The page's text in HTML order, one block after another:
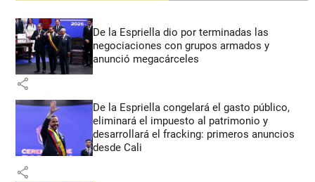
De la Espriella dio por terminadas las
negociaciones con grupos armados y
anunció megacárceles
share
De la Espriella congelará el gasto público,
eliminará el impuesto al patrimonio y
desarrollará el fracking: primeros anuncios
desde Cali
share